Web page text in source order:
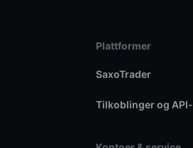
Plattformer
SaxoTrader
Tilkoblinger og